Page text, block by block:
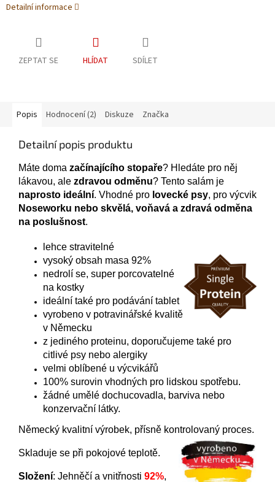
Detailní informace
ZEPTAT SE HLÍDAT SDÍLET
Popis Hodnocení (2) Diskuze Značka
Detailní popis produktu
Máte doma začínajícího stopaře? Hledáte pro něj
lákavou, ale zdravou odměnu? Tento salám je
naprosto ideální. Vhodné pro lovecké psy, pro výcvik
Noseworku nebo skvělá, voňavá a zdravá odměna
na poslušnost.
lehce stravitelné
vysoký obsah masa 92%
nedrolí se, super porcovatelné
na kostky
ideální také pro podávání tablet
vyrobeno v potravinářské kvalitě
v Německu
z jediného proteinu, doporučujeme také pro
citlivé psy nebo alergiky
velmi oblíbené u výcvikářů
100% surovin vhodných pro lidskou spotřebu.
žádné umělé dochucovadla, barviva nebo
konzervační látky.
Německý kvalitní výrobek, přísně kontrolovaný proces.
Skladuje se při pokojové teplotě.
Složení: Jehněčí a vnitřnosti 92%,